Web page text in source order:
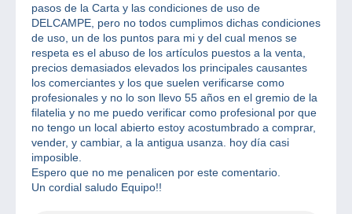
pasos de la Carta y las condiciones de uso de
DELCAMPE, pero no todos cumplimos dichas condiciones
de uso, un de los puntos para mi y del cual menos se
respeta es el abuso de los artículos puestos a la venta,
precios demasiados elevados los principales causantes
los comerciantes y los que suelen verificarse como
profesionales y no lo son llevo 55 años en el gremio de la
filatelia y no me puedo verificar como profesional por que
no tengo un local abierto estoy acostumbrado a comprar,
vender, y cambiar, a la antigua usanza. hoy día casi
imposible.
Espero que no me penalicen por este comentario.
Un cordial saludo Equipo!!